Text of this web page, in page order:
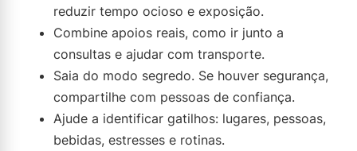
reduzir tempo ocioso e exposição.
Combine apoios reais, como ir junto a
consultas e ajudar com transporte.
Saia do modo segredo. Se houver segurança,
compartilhe com pessoas de confiança.
Ajude a identificar gatilhos: lugares, pessoas,
bebidas, estresses e rotinas.